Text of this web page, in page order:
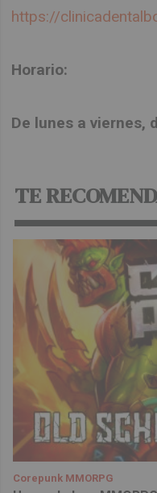
https://
Horario:
De lunes a viernes,
TE
Corepunk MMORPG